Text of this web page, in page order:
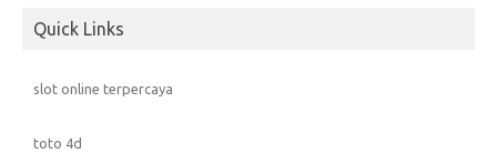
Quick Links
slot online terpercaya
toto 4d